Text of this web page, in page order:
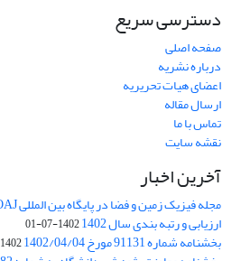
دسترسی سریع
صفحه اصلی
درباره نشریه
اعضای هیات تحریریه
ارسال مقاله
تماس با ما
نقشه سایت
آخرین اخبار
مجله فیزیک زمین و فضا در پایگاه بین المللی DOAJ نمایه شد.
ارزیابی و رتبه بندی سال 1402 1402-07-01
بخشنامه شماره 91131 مورخ 1402/04/04 1402-04-04